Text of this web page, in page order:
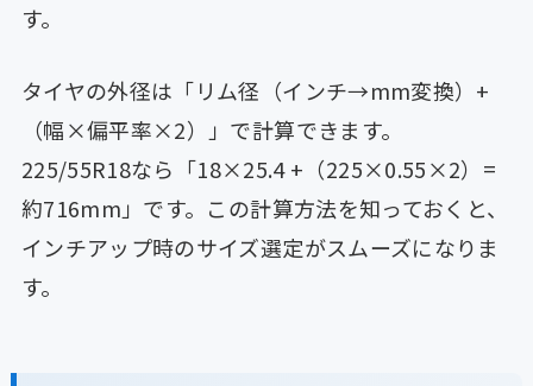
す。
タイヤの外径は「リム径（インチ→mm変換）+
（幅×偏平率×2）」で計算できます。
225/55R18なら「18×25.4 +（225×0.55×2）=
約716mm」です。この計算方法を知っておくと、
インチアップ時のサイズ選定がスムーズになりま
す。